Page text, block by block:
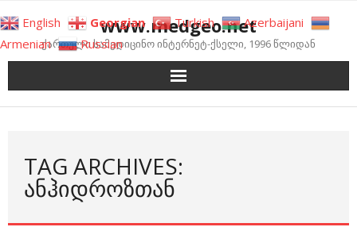
to
content
www.medgeo.net
ქართული სამედიცინო ინტერნეტ-ქსელი, 1996 წლიდან
TAG ARCHIVES:
ᲐᲜᲰᲘᲓᲠᲝᲖᲗᲐᲜ
English Georgian Turkish
Azerbaijani
Armenian
Russian